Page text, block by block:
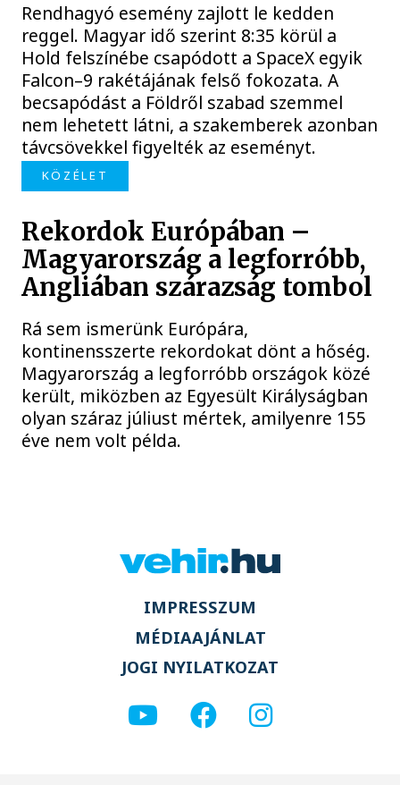
Rendhagyó esemény zajlott le kedden
reggel. Magyar idő szerint 8:35 körül a
Hold felszínébe csapódott a SpaceX egyik
Falcon–9 rakétájának felső fokozata. A
becsapódást a Földről szabad szemmel
nem lehetett látni, a szakemberek azonban
távcsövekkel figyelték az eseményt.
KÖZÉLET
Rekordok Európában –
Magyarország a legforróbb,
Angliában szárazság tombol
Rá sem ismerünk Európára,
kontinensszerte rekordokat dönt a hőség.
Magyarország a legforróbb országok közé
került, miközben az Egyesült Királyságban
olyan száraz júliust mértek, amilyenre 155
éve nem volt példa.
IMPRESSZUM
MÉDIAAJÁNLAT
JOGI NYILATKOZAT